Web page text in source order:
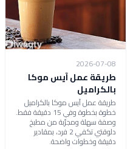
2026-07-08
طريقة عمل آيس موكا
بالكراميل
طريقة عمل آيس موكا بالكراميل
خطوة بخطوة وفي 15 دقيقة فقط.
وصفة سهلة ومجرّبة من مطبخ
دلوقتي تكفي 2 فرد، بمقادير
دقيقة وخطوات واضحة.